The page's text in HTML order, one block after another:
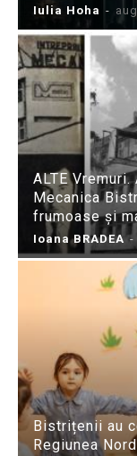
Iulia Hoha -
ALTE
Mecanica
frumoase și
Ioana BRADEA -
Bistrițenii au
Regiunea